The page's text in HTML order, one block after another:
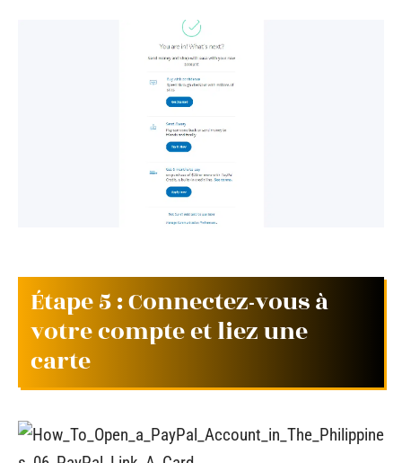
Étape 5 : Connectez-vous à
votre compte et liez une
carte